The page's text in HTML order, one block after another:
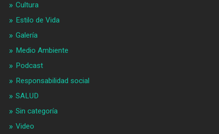
Cultura
Estilo de Vida
Galería
Medio Ambiente
Podcast
Responsabilidad social
SALUD
Sin categoría
Video